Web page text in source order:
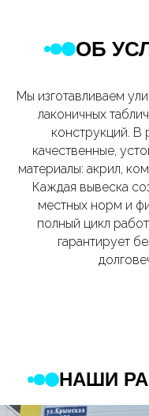
ОБ
Мы изготавливаем
лаконичных
конструкций. В
качественные,
материалы: акрил,
Каждая вывеска
местных норм и
полный цикл
гарантирует
НАШИ